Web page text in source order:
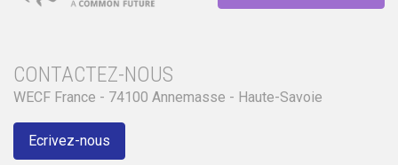
CONTACTEZ-NOUS
WECF France - 74100 Annemasse - Haute-Savoie
Ecrivez-nous